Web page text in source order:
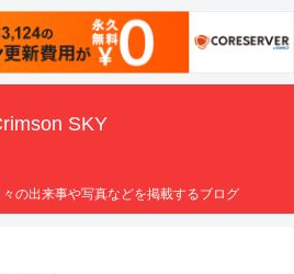
SKY
の出来事や写真などを掲載するブログ